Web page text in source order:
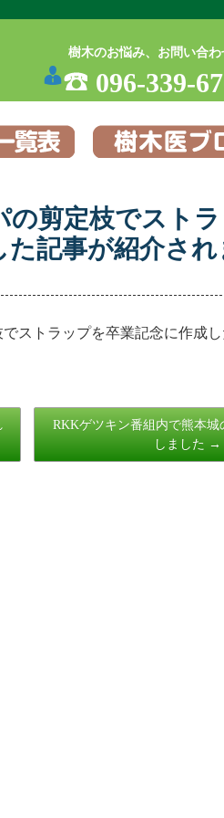
樹木のお悩み、お問い合
096-339-
の剪定枝でスト
記事が紹介され
ストラップを卒業記念に作成
RKKゲツキン番組内で熊本城
しました →